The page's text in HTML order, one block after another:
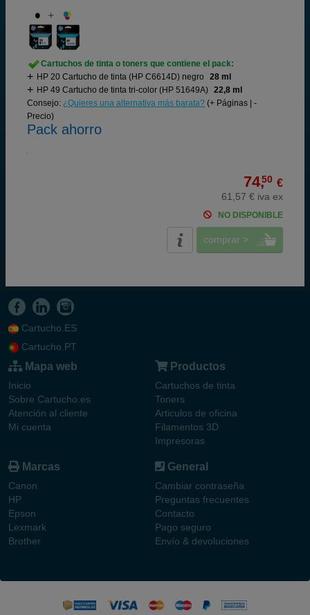
Cartuchos de tinta o toners que contiene el pack:
HP 20 Cartucho de tinta (HP C6614D) negro
28 ml
HP 49 Cartucho de tinta tri-color (HP 51649A) 22,8 ml
Consejo: ¿Quieres una alternativa más barata? (+ Páginas | -
Precio)
Pack ahorro
74,50 €
61,57 € iva ex
NO DISPONIBLE
comprar >
Cartucho.ES
Cartucho.PT
Mapa web
Inicio
Sobre Cartucho.es
Atención al cliente
Mi cuenta
Productos
Cartuchos de tinta
Toners
Articulos de oficina
Filamentos 3D
Impresoras
Marcas
Canon
HP
Epson
Lexmark
Brother
General
Cambiar contraseña
Preguntas frecuentes
Contacto
Pago seguro
Envío & devoluciones